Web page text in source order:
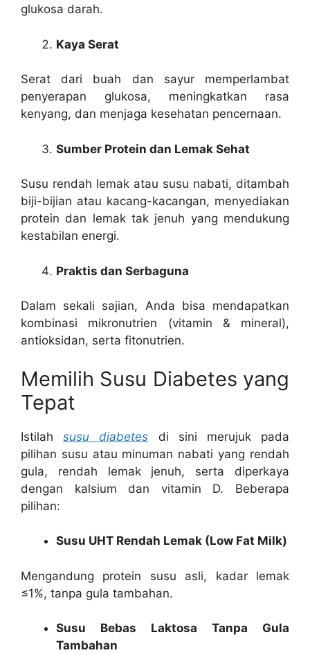
glukosa darah.
Kaya Serat
Serat dari buah dan sayur memperlambat
penyerapan glukosa, meningkatkan rasa
kenyang, dan menjaga kesehatan pencernaan.
Sumber Protein dan Lemak Sehat
Susu rendah lemak atau susu nabati, ditambah
biji-bijian atau kacang-kacangan, menyediakan
protein dan lemak tak jenuh yang mendukung
kestabilan energi.
Praktis dan Serbaguna
Dalam sekali sajian, Anda bisa mendapatkan
kombinasi mikronutrien (vitamin & mineral),
antioksidan, serta fitonutrien.
Memilih Susu Diabetes yang
Tepat
Istilahsusu diabetes di sini merujuk pada
pilihan susu atau minuman nabati yang rendah
gula, rendah lemak jenuh, serta diperkaya
dengan kalsium dan vitamin D. Beberapa
pilihan:
Susu UHT Rendah Lemak (Low Fat Milk)
Mengandung protein susu asli, kadar lemak
≤1%, tanpa gula tambahan.
Susu Bebas Laktosa Tanpa Gula
Tambahan